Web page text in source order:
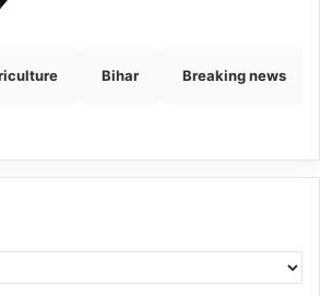
Bihar Breaking news